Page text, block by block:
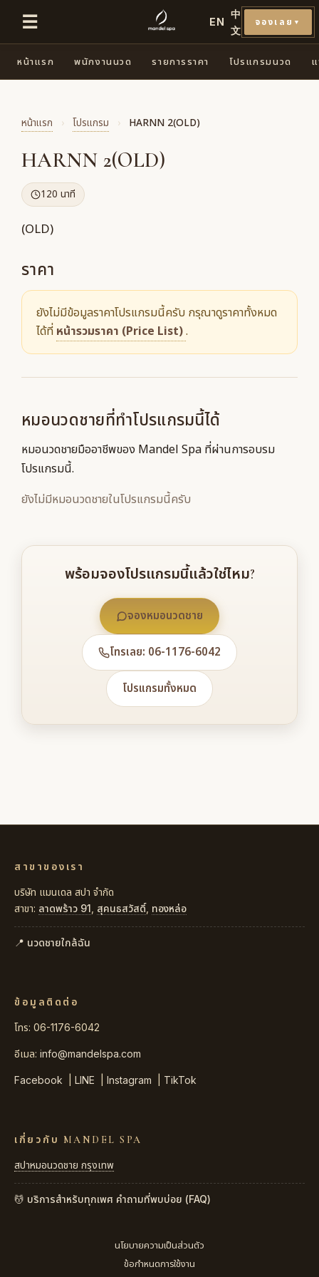
☰ EN
中
文
จองเลย ▼
หน้าแรก พนักงานนวด รายการราคา โปรแกรมนวด
หน้าแรก › โปรแกรม › HARNN 2(OLD)
HARNN 2(OLD)
120 นาที
(OLD)
ราคา
ยังไม่มีข้อมูลราคาโปรแกรมนี้ครับ กรุณาดูราคาทั้งหมด
ได้ที่ หน้ารวมราคา (Price List).
หมอนวดชายที่ทำโปรแกรมนี้ได้
หมอนวดชายมืออาชีพของ Mandel Spa ที่ผ่านการอบรม
โปรแกรมนี้.
ยังไม่มีหมอนวดชายในโปรแกรมนี้ครับ
พร้อมจองโปรแกรมนี้แล้วใช่ไหม?
จองหมอนวดชาย
โทรเลย: 06-1176-6042
โปรแกรมทั้งหมด
สาขาของเรา
บริษัท แมนเดล สปา จำกัด
สาขา: ลาดพร้าว 91 สุคนธสวัสดิ์ ทองหล่อ
📍 นวดชายใกล้ฉัน
ข้อมูลติดต่อ
โทร: 06-1176-6042
อีเมล: info@mandelspa.com
Facebook LINE Instagram TikTok
เกี่ยวกับ MANDEL SPA
สปาหมอนวดชาย กรุงเทพ
💆 บริการสำหรับทุกเพศ คำถามที่พบบ่อย (FAQ)
นโยบายความเป็นส่วนตัว
ข้อกำหนดการใช้งาน